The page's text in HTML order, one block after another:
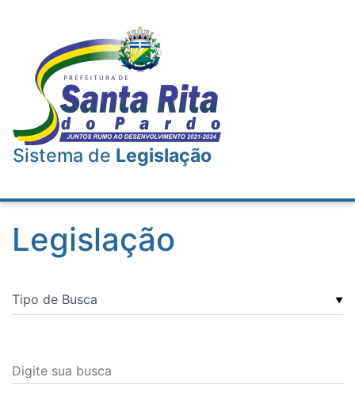
Sistema de Legislação
Legislação
▼
Digite sua busca